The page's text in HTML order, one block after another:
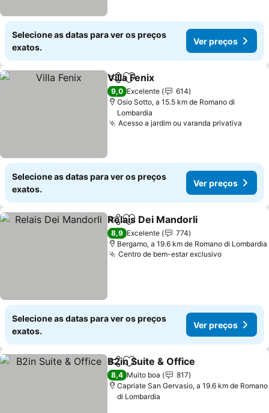
Selecione as datas para ver os preços
exatos.
Ver preços
PartilharAdicionar aos favoritos
Villa Fenix
9,0 Excelente
614
Osio Sotto, a 15.5 km de Romano di
Lombardia
Acesso a jardim ou varanda privativa
Selecione as datas para ver os preços
exatos.
Ver preços
PartilharAdicionar aos favoritos
Relais Dei Mandorli
8,9 Excelente
774
Bergamo, a 19.6 km de Romano di Lombardia
Centro de bem-estar exclusivoVer
Selecione as datas para ver os preços
exatos.
Ver preços
PartilharAdicionar aos favoritos
B2in Suite & Office
8,4 Muito boa
817
Capriate San Gervasio, a 19.6 km de Romano
di Lombardia